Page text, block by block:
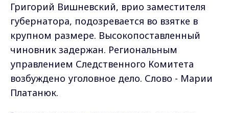
Григорий Вишневский, врио заместителя
губернатора, подозревается во взятке в
крупном размере. Высокопоставленный
чиновник задержан. Региональным
управлением Следственного Комитета
возбуждено уголовное дело. Слово - Марии
Платанюк.